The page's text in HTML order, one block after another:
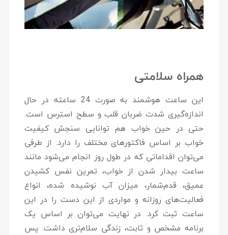
همراه سلامتی
این ساعت هوشمند به صورت 24 ساعته در حال
اندازه‌گیری شدت ضربان قلب و سطح استرس است.
حتی در حین خواب هم توانایی سنجش کیفیت
خواب بر اساس فاکتورهای مختلف را دارد. از طرفی
می‌توان اقداماتی که در طول روز انجام می‌شود مانند
ساعت بیدار شدن از خواب، تمرین نفس کشیدن
عمیق، قدم‌شمار، میزان آب نوشیده شده، انواع
فعالیت‌های روزانه و مواردی از این دست را در این
ساعت ثبت کرد. در نهایت می‌توان بر اساس یک
برنامه مشخص و ثابت، زندگی سلام‌تری داشت. پس